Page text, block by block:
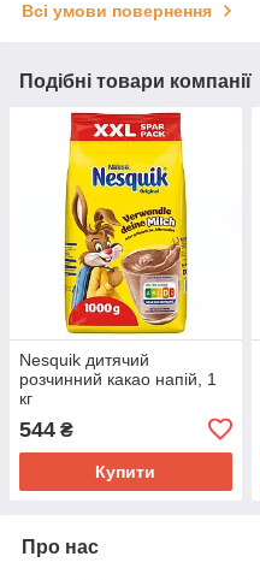
Всі умови повернення
Подібні товари компанії
Nesquik дитячий
розчинний какао напій, 1
кг
544 ₴
Купити
Про нас